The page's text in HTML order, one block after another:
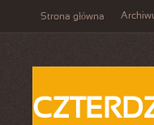
Strona główna